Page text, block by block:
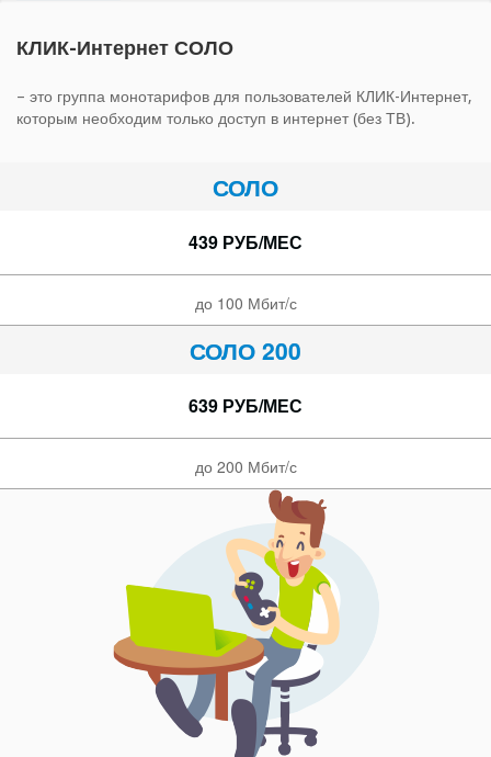
КЛИК-Интернет СОЛО
– это группа монотарифов для пользователей КЛИК-Интернет,
которым необходим только доступ в интернет (без ТВ).
СОЛО
439 РУБ/МЕС
до 100 Мбит/с
СОЛО 200
639 РУБ/МЕС
до 200 Мбит/с